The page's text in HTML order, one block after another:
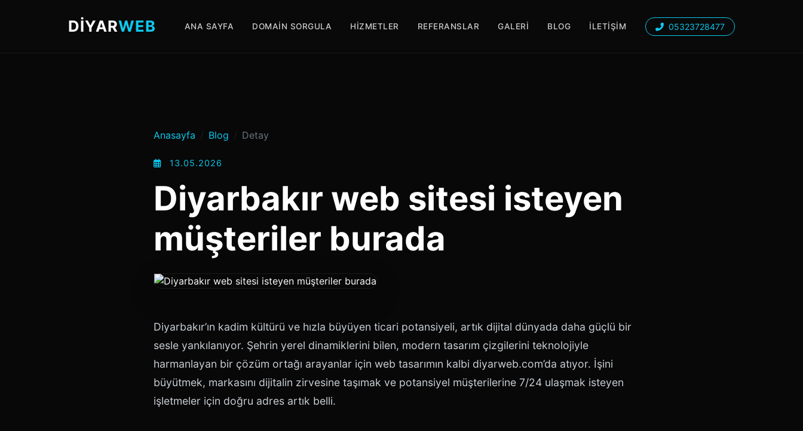
DİYARWEB ANA SAYFA DOMAIN SORGULA HIZMETLER REFERANSLAR GALERI BLOG İLETIŞIM 05323728477
Anasayfa Blog Detay
13.05.2026
Diyarbakır web sitesi isteyen
müşteriler burada
Diyarbakır’ın kadim kültürü ve hızla büyüyen ticari potansiyeli, artık dijital dünyada daha güçlü bir
sesle yankılanıyor. Şehrin yerel dinamiklerini bilen, modern tasarım çizgilerini teknolojiyle
harmanlayan bir çözüm ortağı arayanlar için web tasarımın kalbi diyarweb.com’da atıyor. İşini
büyütmek, markasını dijitalin zirvesine taşımak ve potansiyel müşterilerine 7/24 ulaşmak isteyen
işletmeler için doğru adres artık belli.